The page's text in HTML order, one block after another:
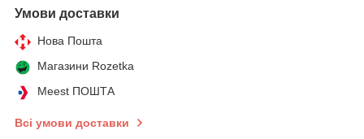
Умови доставки
Нова Пошта
Магазини Rozetka
Meest ПОШТА
Всі умови доставки